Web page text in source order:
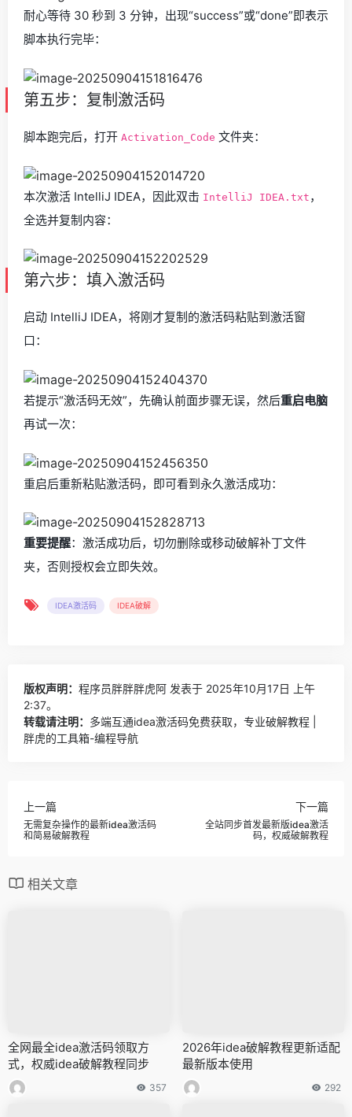
耐心等待 30 秒到 3 分钟，出现“success”或“done”即表示
脚本执行完毕：
第五步：复制激活码
脚本跑完后，打开 Activation_Code 文件夹：
本次激活 IntelliJ IDEA，因此双击 IntelliJ IDEA.txt ，
全选并复制内容：
第六步：填入激活码
启动 IntelliJ IDEA，将刚才复制的激活码粘贴到激活窗
口：
若提示“激活码无效”，先确认前面步骤无误，然后重启电脑
再试一次：
重启后重新粘贴激活码，即可看到永久激活成功：
重要提醒：激活成功后，切勿删除或移动破解补丁文件
夹，否则授权会立即失效。
IDEA激活码 IDEA破解
版权声明： 程序员胖胖胖虎阿 发表于 2025年10月17日 上午
2:37。
转载请注明： 多端互通idea激活码免费获取，专业破解教程 |
胖虎的工具箱-编程导航
上一篇
无需复杂操作的最新idea激活码
和简易破解教程
下一篇
全站同步首发最新版idea激活
码，权威破解教程
相关文章
全网最全idea激活码领取方
式，权威idea破解教程同步
357
2026年idea破解教程更新适配
最新版本使用
292